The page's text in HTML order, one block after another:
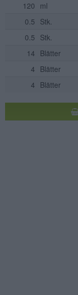
120 ml
0.5 Stk.
0.5 Stk.
14 Blätter
4 Blätter
4 Blätter